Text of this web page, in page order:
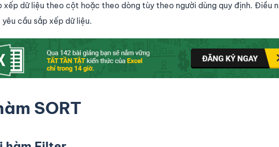
xếp dữ liệu theo cột hoặc theo dòng tùy theo người dùng quy định. Điều
cầu sắp xếp dữ liệu.
SORT